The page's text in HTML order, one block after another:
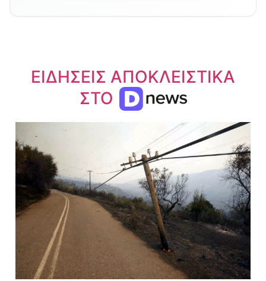
ΕΙΔΗΣΕΙΣ ΑΠΟΚΛΕΙΣΤΙΚΑ
ΣΤΟ